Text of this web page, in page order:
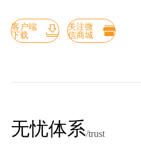
客户端
下载
关注微
信商城
无忧体系/trust